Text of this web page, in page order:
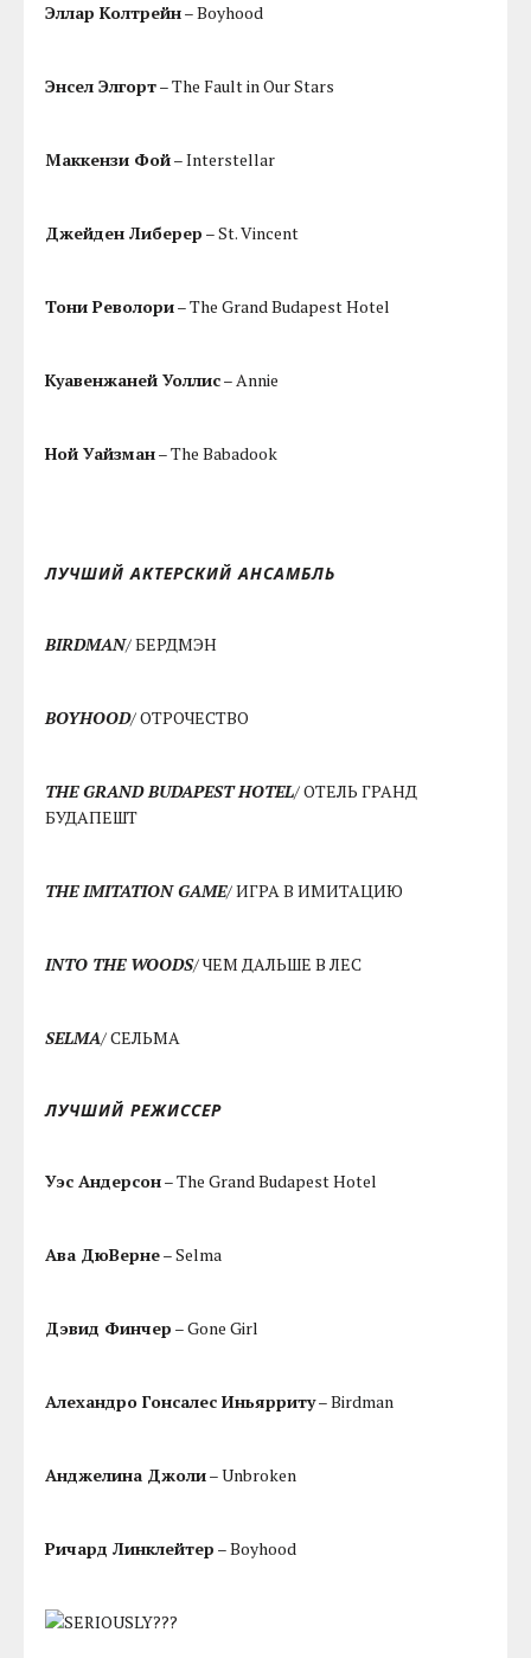
Эллар Колтрейн– Boyhood
Энсел Элгорт– The Fault in Our Stars
Маккензи Фой– Interstellar
Джейден Либерер – St. Vincent
Тони Револори– The Grand Budapest Hotel
Куавенжаней Уоллис– Annie
Ной Уайзман– The Babadook
ЛУЧШИЙ АКТЕРСКИЙ АНСАМБЛЬ
BIRDMAN/ БЕРДМЭН
BOYHOOD/ ОТРОЧЕСТВО
THE GRAND BUDAPEST HOTEL/ ОТЕЛЬ ГРАНД
БУДАПЕШТ
THE IMITATION GAME/ ИГРА В ИМИТАЦИЮ
INTO THE WOODS/ ЧЕМ ДАЛЬШЕ В ЛЕС
SELMA/ СЕЛЬМА
ЛУЧШИЙ РЕЖИССЕР
Уэс Андерсон– The Grand Budapest Hotel
Ава ДюВерне– Selma
Дэвид Финчер – Gone Girl
Алехандро Гонсалес Иньярриту– Birdman
Анджелина Джоли– Unbroken
Ричард Линклейтер – Boyhood